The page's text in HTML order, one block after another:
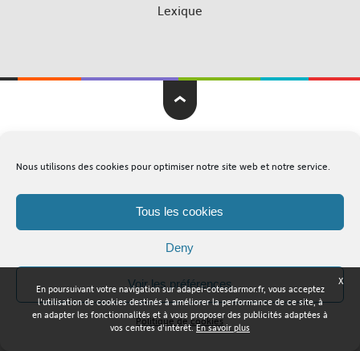
Nous utilisons des cookies pour optimiser notre site web et notre service.
Tous les cookies
Deny
Voir les préférences
Politique de cookies
Lexique
X
En poursuivant votre navigation sur adapei-cotesdarmor.fr, vous acceptez
l'utilisation de cookies destinés à améliorer la performance de ce site, à
en adapter les fonctionnalités et à vous proposer des publicités adaptées à
vos centres d'intérêt.En savoir plus